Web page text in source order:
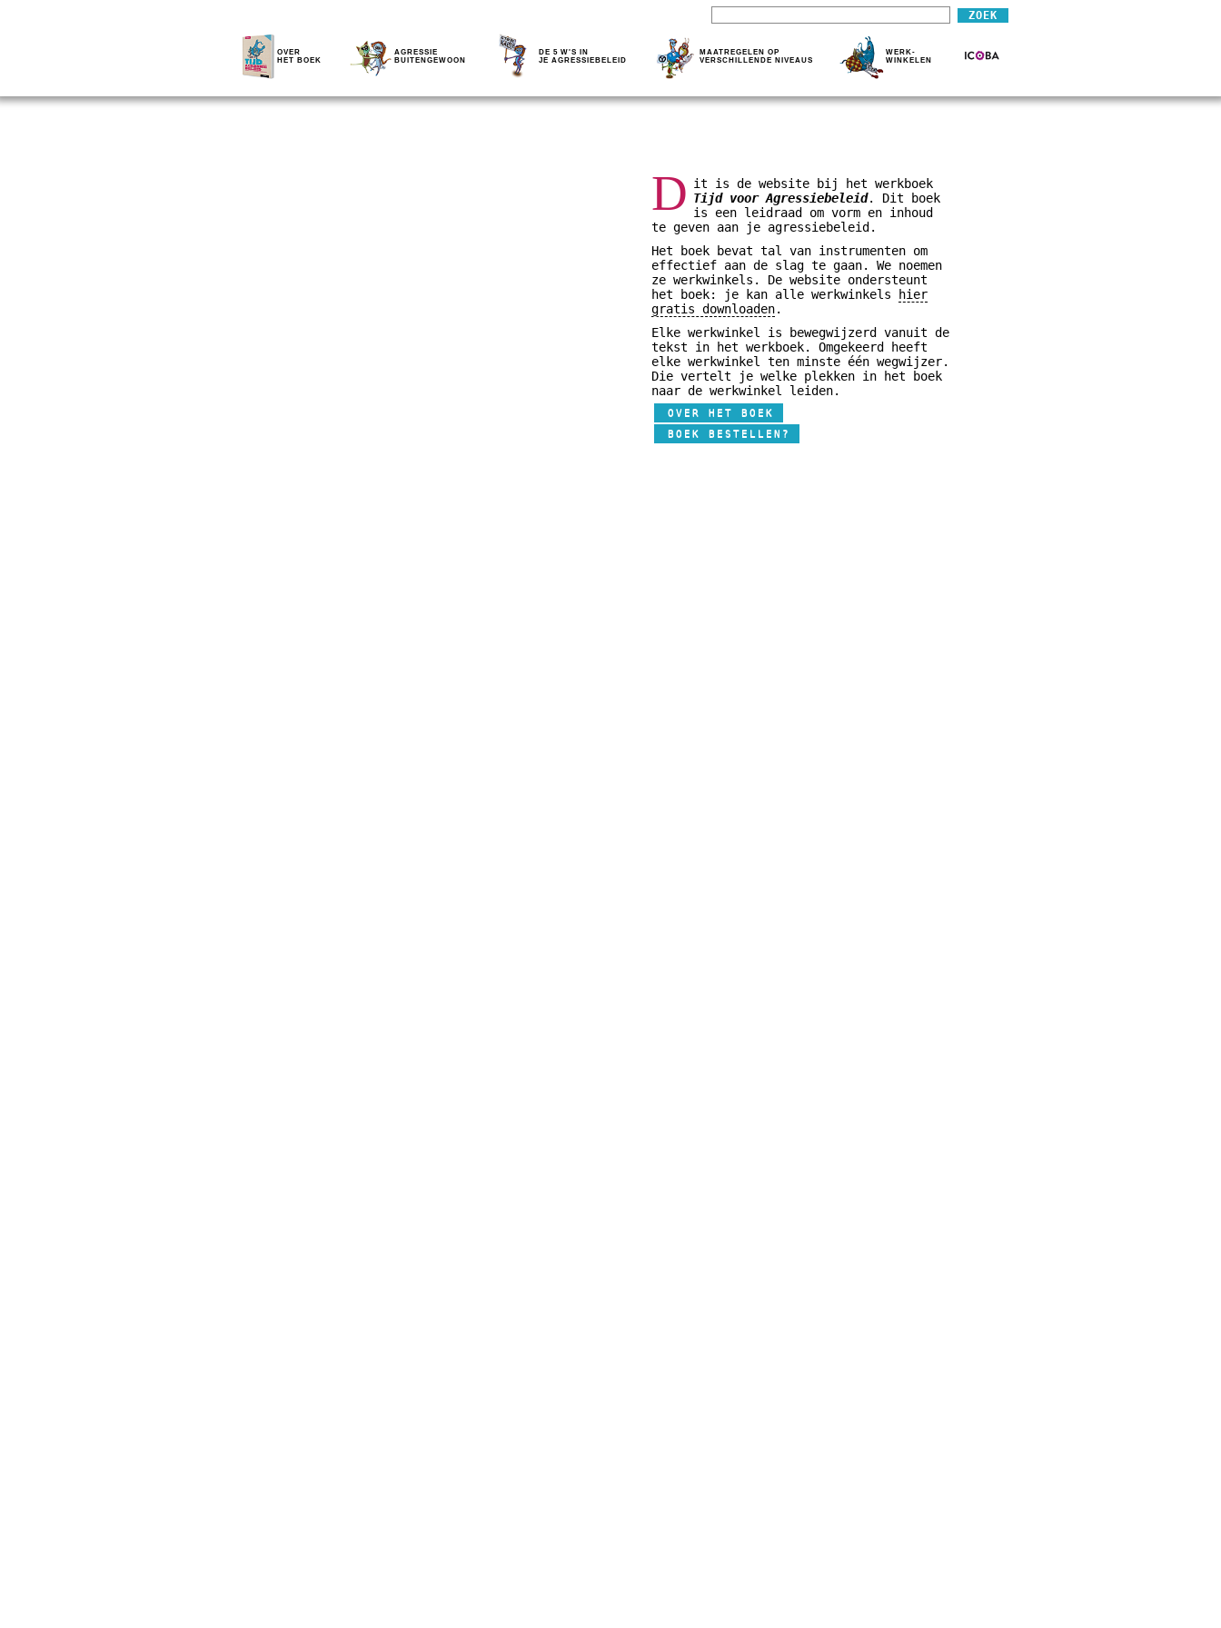
OVER
HET BOEK
AGRESSIE
BUITENGEWOON
DE 5 W'S IN
JE AGRESSIEBELEID
MAATREGELEN OP
VERSCHILLENDE NIVEAUS
WERK-
WINKELEN
D it is de website bij het werkboek
Tijd voor Agressiebeleid. Dit boek
is een leidraad om vorm en inhoud
te geven aan je agressiebeleid.
Het boek bevat tal van instrumenten om
effectief aan de slag te gaan. We noemen
ze werkwinkels. De website ondersteunt
het boek: je kan alle werkwinkels
hier
gratis downloaden.
Elke werkwinkel is bewegwijzerd vanuit de
tekst in het werkboek. Omgekeerd heeft
elke werkwinkel ten minste één wegwijzer.
Die vertelt je welke plekken in het boek
naar de werkwinkel leiden.
OVER HET BOEK
BOEK BESTELLEN?